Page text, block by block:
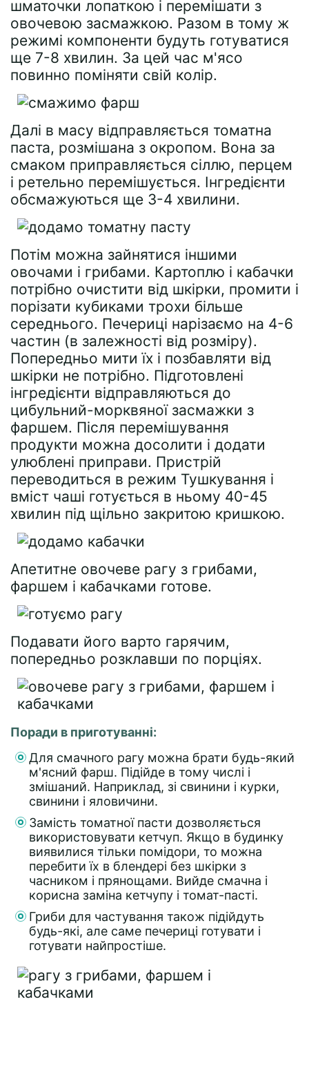
шматочки лопаткою і перемішати з
овочевою засмажкою. Разом в тому ж
режимі компоненти будуть готуватися
ще 7-8 хвилин. За цей час м'ясо
повинно поміняти свій колір.
Далі в масу відправляється томатна
паста, розмішана з окропом. Вона за
смаком приправляється сіллю, перцем
і ретельно перемішується. Інгредієнти
обсмажуються ще 3-4 хвилини.
Потім можна зайнятися іншими
овочами і грибами. Картоплю і кабачки
потрібно очистити від шкірки, промити і
порізати кубиками трохи більше
середнього. Печериці нарізаємо на 4-6
частин (в залежності від розміру).
Попередньо мити їх і позбавляти від
шкірки не потрібно. Підготовлені
інгредієнти відправляються до
цибульний-морквяної засмажки з
фаршем. Після перемішування
продукти можна досолити і додати
улюблені приправи. Пристрій
переводиться в режим Тушкування і
вміст чаші готується в ньому 40-45
хвилин під щільно закритою кришкою.
Апетитне овочеве рагу з грибами,
фаршем і кабачками готове.
Подавати його варто гарячим,
попередньо розклавши по порціях.
Поради в приготуванні:
Для смачного рагу можна брати будь-який
м'ясний фарш. Підійде в тому числі і
змішаний. Наприклад, зі свинини і курки,
свинини і яловичини.
Замість томатної пасти дозволяється
використовувати кетчуп. Якщо в будинку
виявилися тільки помідори, то можна
перебити їх в блендері без шкірки з
часником і прянощами. Вийде смачна і
корисна заміна кетчупу і томат-пасті.
Гриби для частування також підійдуть
будь-які, але саме печериці готувати і
готувати найпростіше.